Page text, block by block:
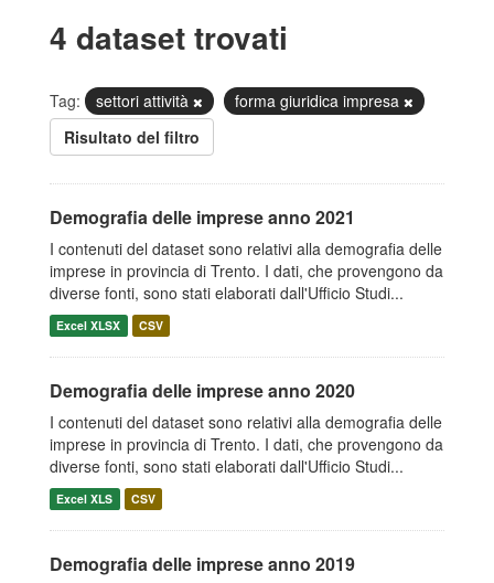
4 dataset trovati
Tag: settori attività
forma giuridica impresa
Risultato del filtro
Demografia delle imprese anno 2021
I contenuti del dataset sono relativi alla demografia delle
imprese in provincia di Trento. I dati, che provengono da
diverse fonti, sono stati elaborati dall'Ufficio Studi...
Excel XLSX CSV
Demografia delle imprese anno 2020
I contenuti del dataset sono relativi alla demografia delle
imprese in provincia di Trento. I dati, che provengono da
diverse fonti, sono stati elaborati dall'Ufficio Studi...
Excel XLS CSV
Demografia delle imprese anno 2019